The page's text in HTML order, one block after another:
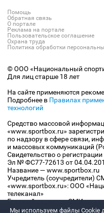
Помощь
Обратная связь
О портале
Реклама на портале
Пользовательское соглашение
Охрана труда
Политика обработки
© ООО «Национальный
Для лиц старше 18 лет
На сайте применяются
Подробнее в Правилах
технологий
Средство массовой
«www.sportbox.ru»
по надзору в сфере связи,
и массовых коммуникаций
Свидетельство о
Эл № ФС77-72613 от
Название — www.sportbox.ru
Учредитель (соучредители)
«www.sportbox.ru»: ООО
телеканал»
Главный редактор СМИ
Конов В.А.
Мы используем файлы Сookie